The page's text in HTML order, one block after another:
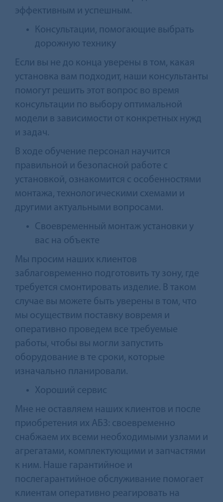
эффективным и успешным.
Консультации, помогающие выбрать
дорожную технику
Если вы не до конца уверены в том, какая
установка вам подходит, наши консультанты
помогут решить этот вопрос во время
консультации по выбору оптимальной
модели в зависимости от конкретных нужд
и задач.
В ходе обучение персонал научится
правильной и безопасной работе с
установкой, ознакомится с особенностями
монтажа, технологическими схемами и
другими актуальными вопросами.
Своевременный монтаж установки у
вас на объекте
Мы просим наших клиентов
заблаговременно подготовить ту зону, где
требуется смонтировать изделие. В таком
случае вы можете быть уверены в том, что
мы осуществим поставку вовремя и
оперативно проведем все требуемые
работы, чтобы вы могли запустить
оборудование в те сроки, которые
изначально планировали.
Хороший сервис
Мне не оставляем наших клиентов и после
приобретения их АБЗ: своевременно
снабжаем их всеми необходимыми узлами и
агрегатами, комплектующими и запчастями
к ним. Наше гарантийное и
послегарантийное обслуживание помогает
клиентам оперативно реагировать на